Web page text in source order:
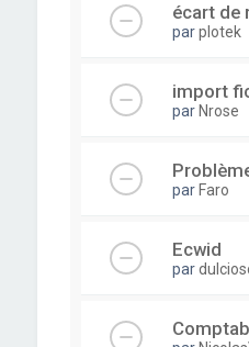
écart de
parplotek
import
par Nrose
par Faro
Ecwid
par